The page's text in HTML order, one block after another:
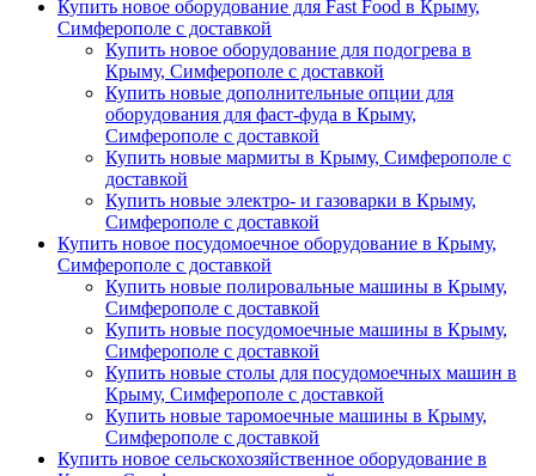
Купить новое оборудование для Fast Food в Крыму,
Симферополе с доставкой
Купить новое оборудование для подогрева в
Крыму, Симферополе с доставкой
Купить новые дополнительные опции для
оборудования для фаст-фуда в Крыму,
Симферополе с доставкой
Купить новые мармиты в Крыму, Симферополе с
доставкой
Купить новые электро- и газоварки в Крыму,
Симферополе с доставкой
Купить новое посудомоечное оборудование в Крыму,
Симферополе с доставкой
Купить новые полировальные машины в Крыму,
Симферополе с доставкой
Купить новые посудомоечные машины в Крыму,
Симферополе с доставкой
Купить новые столы для посудомоечных машин в
Крыму, Симферополе с доставкой
Купить новые таромоечные машины в Крыму,
Симферополе с доставкой
Купить новое сельскохозяйственное оборудование в